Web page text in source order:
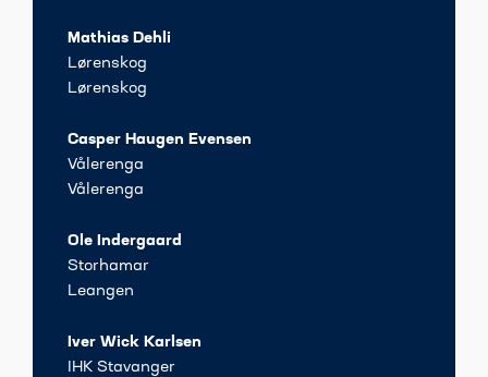
Mathias Dehli
Lørenskog
Lørenskog
Casper Haugen Evensen
Vålerenga
Vålerenga
Ole Indergaard
Storhamar
Leangen
Iver Wick Karlsen
IHK Stavanger